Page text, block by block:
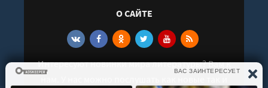
О САЙТЕ
Интересуют новинки мира литературы? Вам к